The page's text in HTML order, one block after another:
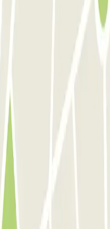
Issy-les-Moulineaux
Ile Saint Germain
Val de Seine